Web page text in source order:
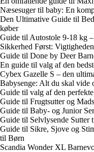
Næsesuger til baby: En
Den Ultimative Guide til
køber
Guide til Autostole 9-18 kg
Sikkerhed Først:
Guide til Done by Deer
En guide til valg af den
Cybex Gazelle S – den
Babysenge: Alt du skal vide
Guide til valg af den
Guide til Frugtsutter og
Guide til Baby- og Junior
Guide til Selvlysende
Guide til Sikre, Sjove og
til Børn
Scandia Wonder XL